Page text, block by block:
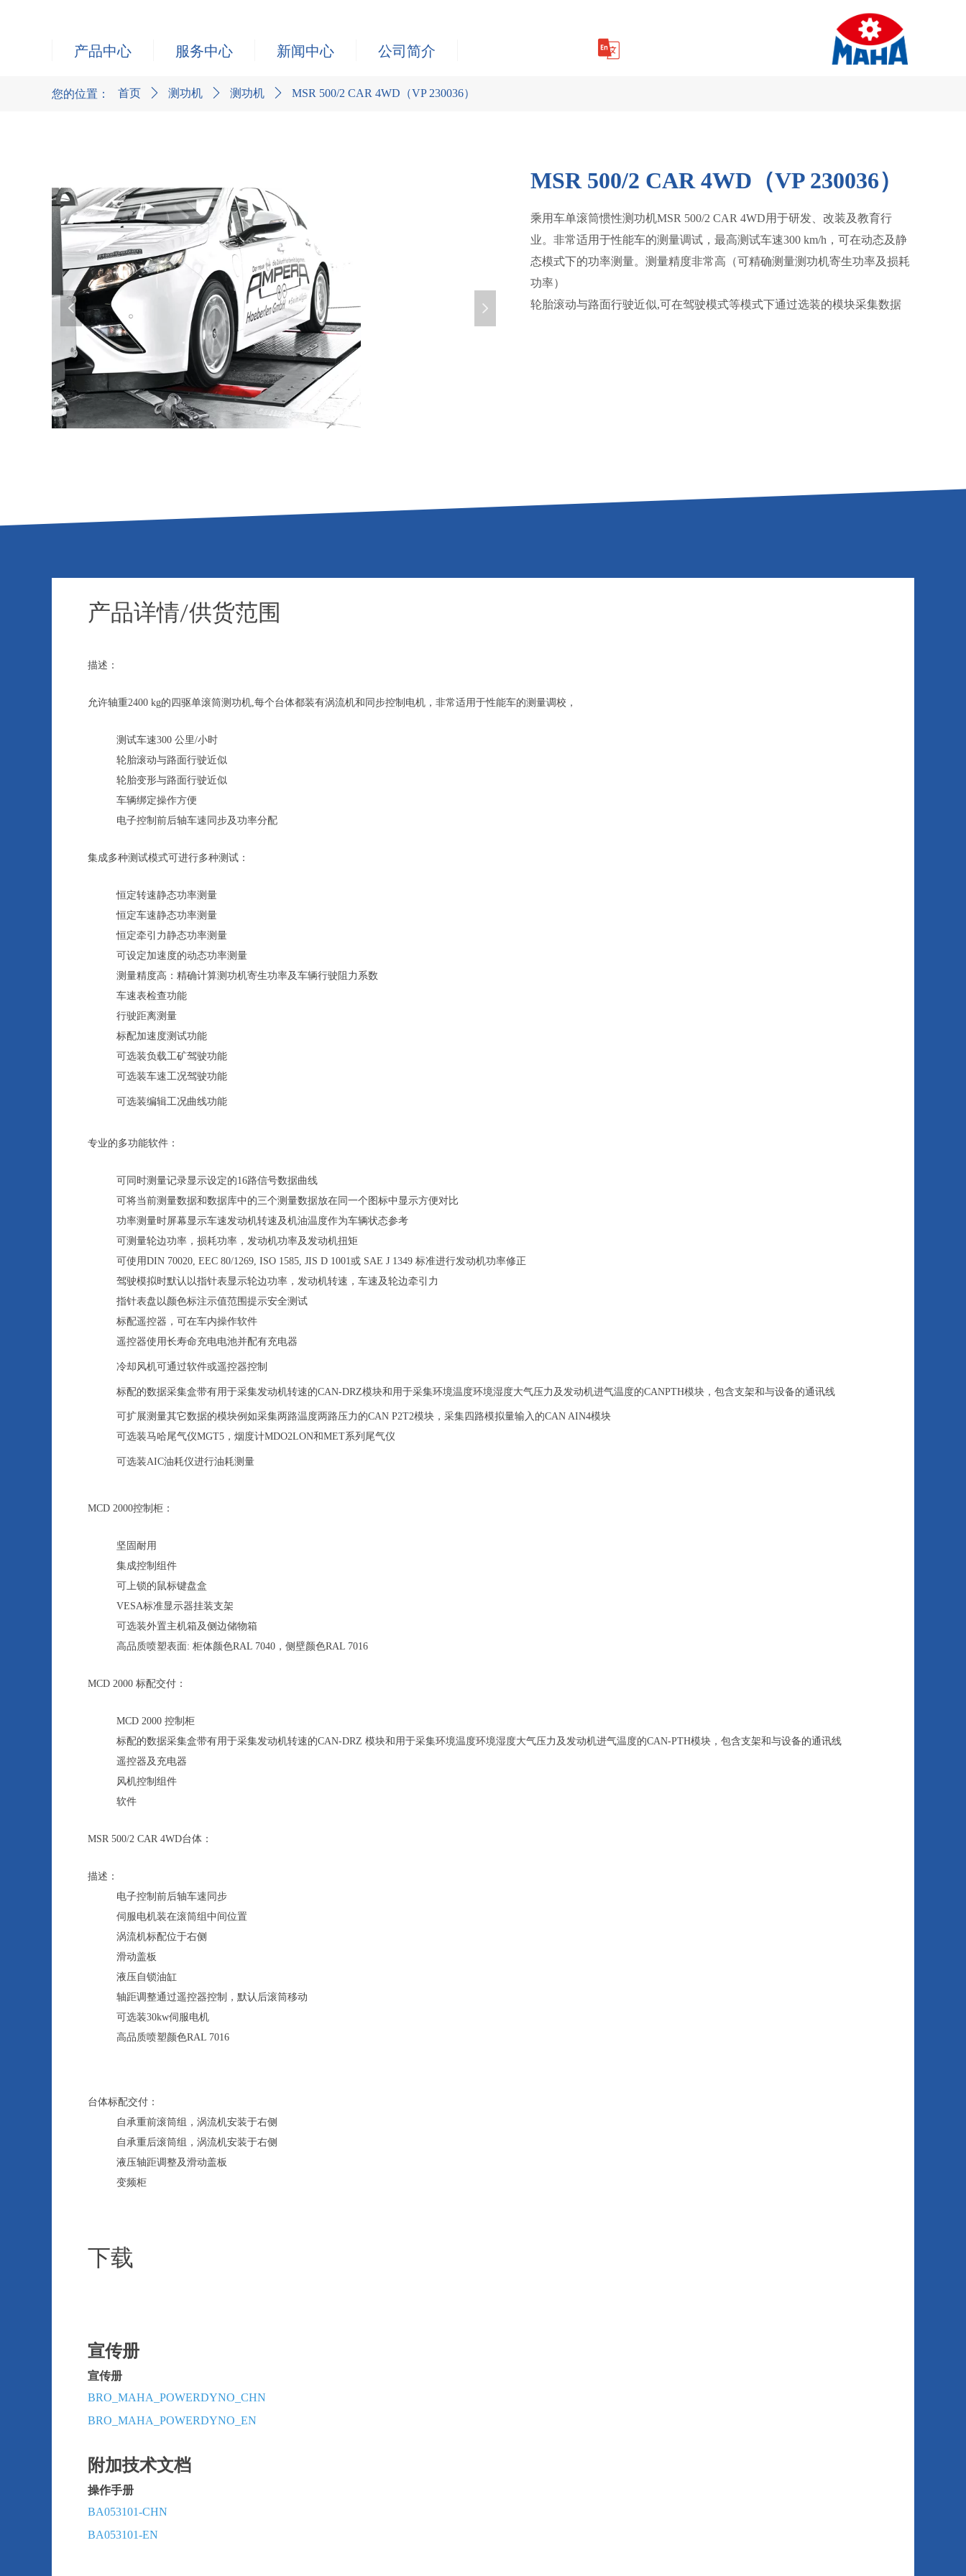
产品中心 服务中心 公司简介
新闻中心
首页 ꄲ 测功机 ꄲ 测功机 ꄲ MSR 500/2 CAR 4WD（VP 230036）
您的位置：
넳 넲
MSR 500/2 CAR 4WD（VP 230036）
乘用车单滚筒惯性测功机MSR 500/2 CAR 4WD用于研发、改装及教育行
业。非常适用于性能车的测量调试，最高测试车速300 km/h，可在动态及静
态模式下的功率测量。测量精度非常高（可精确测量测功机寄生功率及损耗
功率）
轮胎滚动与路面行驶近似,可在驾驶模式等模式下通过选装的模块采集数据
产品详情/供货范围
描述：
允许轴重2400 kg的四驱单滚筒测功机,每个台体都装有涡流机和同步控制电机，非常适用于性能车的测量调校，
测试车速300 公里/小时
轮胎滚动与路面行驶近似
轮胎变形与路面行驶近似
车辆绑定操作方便
电子控制前后轴车速同步及功率分配
集成多种测试模式可进行多种测试：
恒定转速静态功率测量
恒定车速静态功率测量
恒定牵引力静态功率测量
可设定加速度的动态功率测量
测量精度高：精确计算测功机寄生功率及车辆行驶阻力系数
车速表检查功能
行驶距离测量
标配加速度测试功能
可选装负载工矿驾驶功能
可选装车速工况驾驶功能
可选装编辑工况曲线功能
专业的多功能软件：
可同时测量记录显示设定的16路信号数据曲线
可将当前测量数据和数据库中的三个测量数据放在同一个图标中显示方便对比
功率测量时屏幕显示车速发动机转速及机油温度作为车辆状态参考
可测量轮边功率，损耗功率，发动机功率及发动机扭矩
可使用DIN 70020, EEC 80/1269, ISO 1585, JIS D 1001或 SAE J 1349 标准进行发动机功率修正
驾驶模拟时默认以指针表显示轮边功率，发动机转速，车速及轮边牵引力
指针表盘以颜色标注示值范围提示安全测试
标配遥控器，可在车内操作软件
遥控器使用长寿命充电电池并配有充电器
冷却风机可通过软件或遥控器控制
标配的数据采集盒带有用于采集发动机转速的CAN-DRZ模块和用于采集环境温度环境湿度大气压力及发动机进气温度的CANPTH模块，包含支架和与设备的通讯线
可扩展测量其它数据的模块例如采集两路温度两路压力的CAN P2T2模块，采集四路模拟量输入的CAN AIN4模块
可选装马哈尾气仪MGT5，烟度计MDO2LON和MET系列尾气仪
可选装AIC油耗仪进行油耗测量
MCD 2000控制柜：
坚固耐用
集成控制组件
可上锁的鼠标键盘盒
VESA标准显示器挂装支架
可选装外置主机箱及侧边储物箱
高品质喷塑表面: 柜体颜色RAL 7040，侧壁颜色RAL 7016
MCD 2000 标配交付：
MCD 2000 控制柜
标配的数据采集盒带有用于采集发动机转速的CAN-DRZ 模块和用于采集环境温度环境湿度大气压力及发动机进气温度的CAN-PTH模块，包含支架和与设备的通讯线
遥控器及充电器
风机控制组件
软件
MSR 500/2 CAR 4WD台体：
描述：
电子控制前后轴车速同步
伺服电机装在滚筒组中间位置
涡流机标配位于右侧
滑动盖板
液压自锁油缸
轴距调整通过遥控器控制，默认后滚筒移动
可选装30kw伺服电机
高品质喷塑颜色RAL 7016
台体标配交付：
自承重前滚筒组，涡流机安装于右侧
自承重后滚筒组，涡流机安装于右侧
液压轴距调整及滑动盖板
变频柜
下载
宣传册
宣传册
BRO_MAHA_POWERDYNO_CHN
BRO_MAHA_POWERDYNO_EN
附加技术文档
操作手册
BA053101-CHN
BA053101-EN